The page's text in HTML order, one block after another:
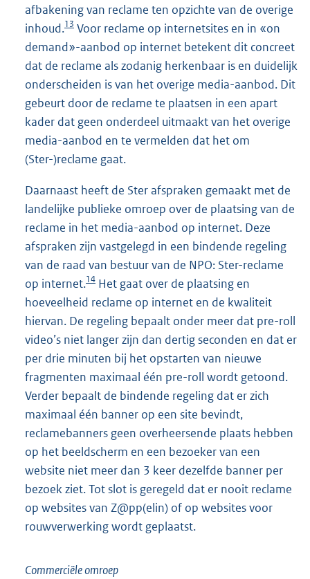
afbakening van reclame ten opzichte van de overige
inhoud.13 Voor reclame op internetsites en in «on
demand»-aanbod op internet betekent dit concreet
dat de reclame als zodanig herkenbaar is en duidelijk
onderscheiden is van het overige media-aanbod. Dit
gebeurt door de reclame te plaatsen in een apart
kader dat geen onderdeel uitmaakt van het overige
media-aanbod en te vermelden dat het om
(Ster-)reclame gaat.
Daarnaast heeft de Ster afspraken gemaakt met de
landelijke publieke omroep over de plaatsing van de
reclame in het media-aanbod op internet. Deze
afspraken zijn vastgelegd in een bindende regeling
van de raad van bestuur van de NPO: Ster-reclame
op internet.14 Het gaat over de plaatsing en
hoeveelheid reclame op internet en de kwaliteit
hiervan. De regeling bepaalt onder meer dat pre-roll
video’s niet langer zijn dan dertig seconden en dat er
per drie minuten bij het opstarten van nieuwe
fragmenten maximaal één pre-roll wordt getoond.
Verder bepaalt de bindende regeling dat er zich
maximaal één banner op een site bevindt,
reclamebanners geen overheersende plaats hebben
op het beeldscherm en een bezoeker van een
website niet meer dan 3 keer dezelfde banner per
bezoek ziet. Tot slot is geregeld dat er nooit reclame
op websites van Z@pp(elin) of op websites voor
rouwverwerking wordt geplaatst.
Commerciële omroep